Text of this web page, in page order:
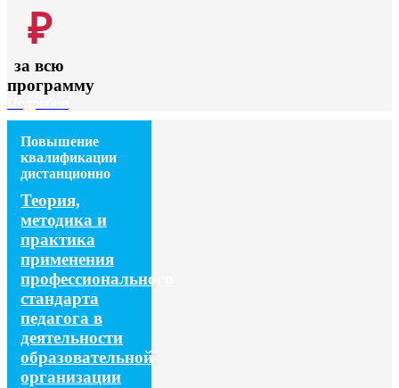
₽
за всю
программу
Повышение
квалификации
дистанционно
Теория,
методика и
практика
применения
профессионального
стандарта
педагога в
деятельности
образовательной
организации